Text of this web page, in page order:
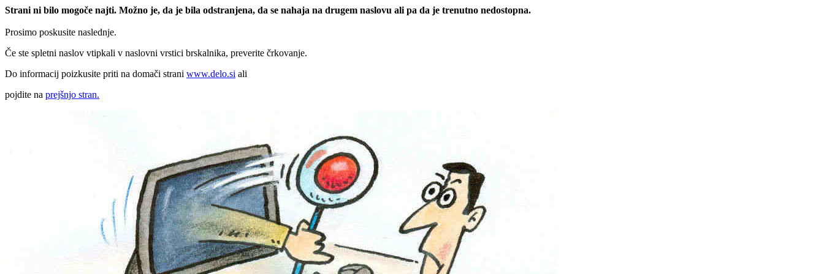
Strani ni bilo mogoče najti. Možno je, da je bila odstranjena, da se nahaja na drugem naslovu ali pa da je trenutno nedostopna.
Prosimo poskusite naslednje.
Če ste spletni naslov vtipkali v naslovni vrstici brskalnika, preverite črkovanje.
Do informacij poizkusite priti na domači strani www.delo.si ali
pojdite na prejšnjo stran.